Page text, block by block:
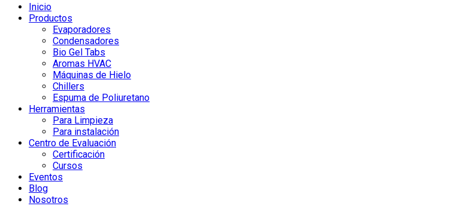
Inicio
Productos
Evaporadores
Condensadores
Bio Gel Tabs
Aromas HVAC
Máquinas de Hielo
Chillers
Espuma de Poliuretano
Herramientas
Para Limpieza
Para instalación
Centro de Evaluación
Certificación
Cursos
Eventos
Blog
Nosotros